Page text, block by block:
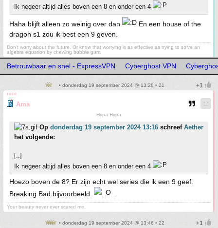
Ik negeer altijd alles boven een 8 en onder een 4
Haha blijft alleen zo weinig over dan
En een house of the
dragon s1 zou ik best een 9 geven.
Don't worry about the future. Or know that worrying is as effective as trying to solve an
algebra equation by chewing bubble gum.
Betrouwbaar en snel - ExpressVPN Cyberghost VPN
• donderdag 19 september 2024 @ 13:28 • 21
roze
Ama
Hypa Hypa
Op donderdag 19 september 2024 13:16 schreef Aether
het volgende:
[..]
Ik negeer altijd alles boven een 8 en onder een 4
Hoezo boven de 8? Er zijn echt wel series die ik een 9 geef.
Breaking Bad bijvoorbeeld.
Your beauty never ever scared me.
• donderdag 19 september 2024 @ 13:46 • 22